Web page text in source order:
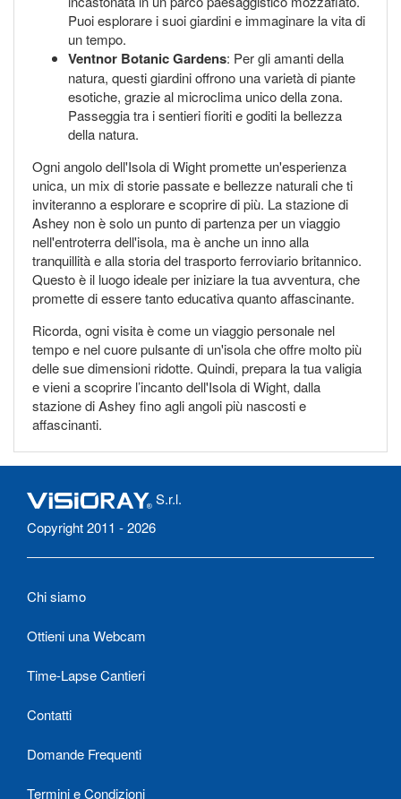
Puoi esplorare i suoi giardini e immaginare la vita di
un tempo.
Ventnor Botanic Gardens: Per gli amanti della
natura, questi giardini offrono una varietà di piante
esotiche, grazie al microclima unico della zona.
Passeggia tra i sentieri fioriti e goditi la bellezza
della natura.
Ogni angolo dell'Isola di Wight promette un'esperienza
unica, un mix di storie passate e bellezze naturali che ti
inviteranno a esplorare e scoprire di più. La stazione di
Ashey non è solo un punto di partenza per un viaggio
nell'entroterra dell'isola, ma è anche un inno alla
tranquillità e alla storia del trasporto ferroviario britannico.
Questo è il luogo ideale per iniziare la tua avventura, che
promette di essere tanto educativa quanto affascinante.
Ricorda, ogni visita è come un viaggio personale nel
tempo e nel cuore pulsante di un'isola che offre molto più
delle sue dimensioni ridotte. Quindi, prepara la tua valigia
e vieni a scoprire l’incanto dell'Isola di Wight, dalla
stazione di Ashey fino agli angoli più nascosti e
affascinanti.
S.r.l.
Copyright 2011 - 2026
Chi siamo
Ottieni una Webcam
Time-Lapse Cantieri
Contatti
Domande Frequenti
Termini e Condizioni